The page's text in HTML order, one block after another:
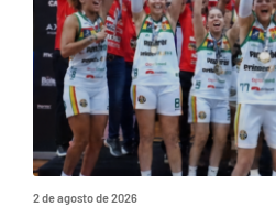
2 de agosto de 2026